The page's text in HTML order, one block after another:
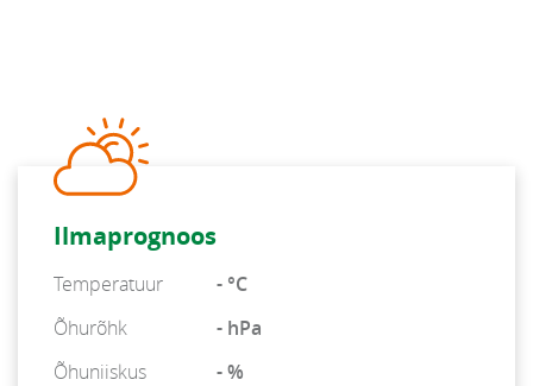
Ilmaprognoos
Temperatuur
- °C
Õhurõhk
- hPa
Õhuniiskus
- %